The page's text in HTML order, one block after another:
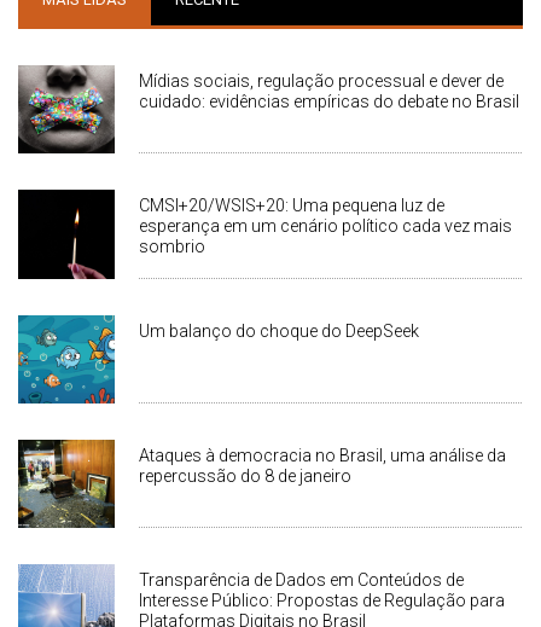
Mídias sociais, regulação processual e dever de
cuidado: evidências empíricas do debate no Brasil
CMSI+20/WSIS+20: Uma pequena luz de
esperança em um cenário político cada vez mais
sombrio
Um balanço do choque do DeepSeek
Ataques à democracia no Brasil, uma análise da
repercussão do 8 de janeiro
Transparência de Dados em Conteúdos de
Interesse Público: Propostas de Regulação para
Plataformas Digitais no Brasil